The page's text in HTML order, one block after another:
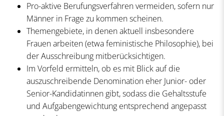
Pro-aktive Berufungsverfahren vermeiden, sofern nur
Männer in Frage zu kommen scheinen.
Themengebiete, in denen aktuell insbesondere
Frauen arbeiten (etwa feministische Philosophie), bei
der Ausschreibung mitberücksichtigen.
Im Vorfeld ermitteln, ob es mit Blick auf die
auszuschreibende Denomination eher Junior- oder
Senior-Kandidatinnen gibt, sodass die Gehaltsstufe
und Aufgabengewichtung entsprechend angepasst